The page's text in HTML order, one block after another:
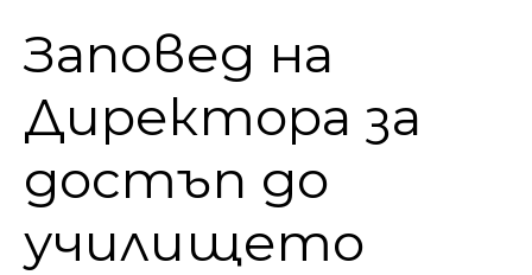
Заповед на
Директора за
достъп до
училището